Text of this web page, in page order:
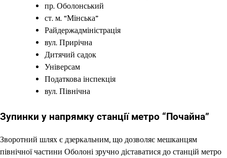
пр. Оболонський
ст. м. “Мінська”
Райдержадміністрація
вул. Прирічна
Дитячий садок
Універсам
Податкова інспекція
вул. Північна
Зупинки у напрямку станції метро “Почайна”
Зворотний шлях є дзеркальним, що дозволяє мешканцям
північної частини Оболоні зручно діставатися до станцій метро